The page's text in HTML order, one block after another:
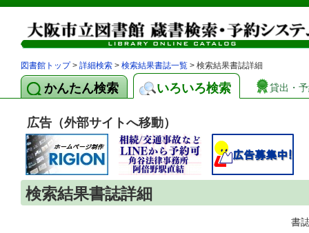
図書館トップ> 詳細検索 > 検索結果書誌一覧 > 検索結果書誌詳細
かんたん検索 いろいろ検索 貸出・
広告（外部サイトへ移動）
検索結果書誌詳細
書